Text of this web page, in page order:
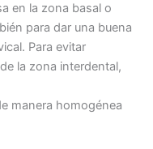
en la zona basal o
para dar una buena
Para evitar
la zona interdental,
manera homogénea